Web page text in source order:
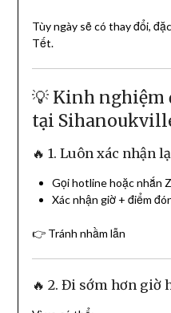
Tùy ngày sẽ có thay đổi,
Tết.
💡 Kinh nghiệm
tại
🔥 1. Luôn xác nhận
Gọi hotline hoặc nhắn
Xác nhận giờ + điểm
👉 Tránh nhầm lẫn
🔥 2. Đi sớm hơn giờ